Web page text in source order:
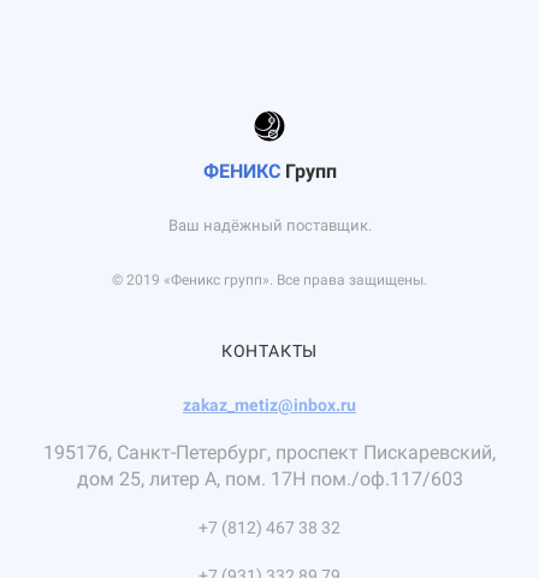
ФЕНИКС Групп
Ваш надёжный поставщик.
© 2019 «Феникс групп». Все права защищены.
КОНТАКТЫ
zakaz_metiz@inbox.ru
195176, Санкт-Петербург, проспект Пискаревский,
дом 25, литер А, пом. 17Н пом./оф.117/603
+7 (812) 467 38 32